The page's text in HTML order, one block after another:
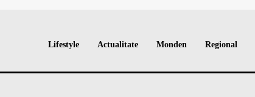
Lifestyle Actualitate Monden Regional